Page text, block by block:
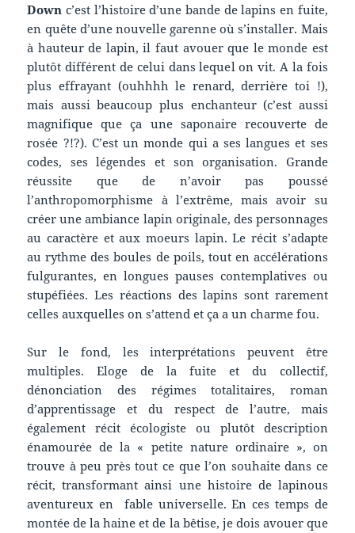
Down c’est l’histoire d’une bande de lapins en fuite,
en quête d’une nouvelle garenne où s’installer. Mais
à hauteur de lapin, il faut avouer que le monde est
plutôt différent de celui dans lequel on vit. A la fois
plus effrayant (ouhhhh le renard, derrière toi !),
mais aussi beaucoup plus enchanteur (c’est aussi
magnifique que ça une saponaire recouverte de
rosée ?!?). C’est un monde qui a ses langues et ses
codes, ses légendes et son organisation. Grande
réussite que de n’avoir pas poussé
l’anthropomorphisme à l’extrême, mais avoir su
créer une ambiance lapin originale, des personnages
au caractère et aux moeurs lapin. Le récit s’adapte
au rythme des boules de poils, tout en accélérations
fulgurantes, en longues pauses contemplatives ou
stupéfiées. Les réactions des lapins sont rarement
celles auxquelles on s’attend et ça a un charme fou.
Sur le fond, les interprétations peuvent être
multiples. Eloge de la fuite et du collectif,
dénonciation des régimes totalitaires, roman
d’apprentissage et du respect de l’autre, mais
également récit écologiste ou plutôt description
énamourée de la « petite nature ordinaire », on
trouve à peu près tout ce que l’on souhaite dans ce
récit, transformant ainsi une histoire de lapinous
aventureux en fable universelle. En ces temps de
montée de la haine et de la bêtise, je dois avouer que